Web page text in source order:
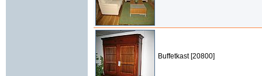
Buffetkast [20800]